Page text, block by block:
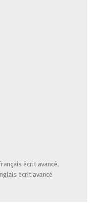
écrit avancé,
écrit avancé